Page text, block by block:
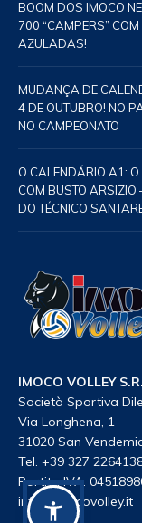
BOOM DOS IMOCO
700 “CAMPERS”
AZULADAS!
MUDANÇA DE
4 DE OUTUBRO! NO
NO CAMPEONATO
O CALENDÁRIO A1: O
COM BUSTO
DO TÉCNICO
IMOCO VOLLEY
Società Sportiva
Via Longhena, 1
31020 San
Tel. +39 327
Partita IVA:
info@imocovolley.it